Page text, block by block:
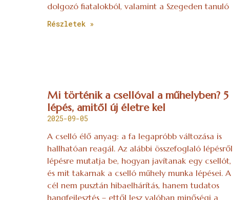
dolgozó fiatalokból, valamint a Szegeden tanuló
Részletek »
Mi történik a csellóval a műhelyben? 5
lépés, amitől új életre kel
2025-09-05
A cselló élő anyag: a fa legapróbb változása is
hallhatóan reagál. Az alábbi összefoglaló lépésről
lépésre mutatja be, hogyan javítanak egy csellót,
és mit takarnak a cselló műhely munka lépései. A
cél nem pusztán hibaelhárítás, hanem tudatos
hangfejlesztés – ettől lesz valóban minőségi a